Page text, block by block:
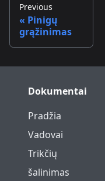
Previous
Pinigų
grąžinimas
Dokumentai
Pradžia
Vadovai
Trikčių
šalinimas